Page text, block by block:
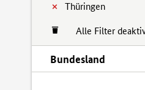
Thüringen
Alle Filter
Bundesland